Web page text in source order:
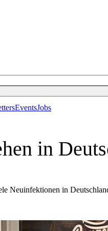
EventsJobs
in
Neuinfektionen in